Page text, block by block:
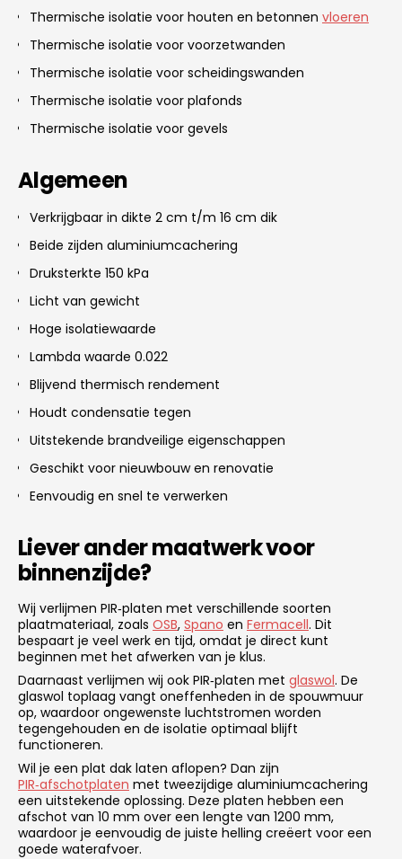
Thermische isolatie voor houten en betonnen vloeren
Thermische isolatie voor voorzetwanden
Thermische isolatie voor scheidingswanden
Thermische isolatie voor plafonds
Thermische isolatie voor gevels
Algemeen
Verkrijgbaar in dikte 2 cm t/m 16 cm dik
Beide zijden aluminiumcachering
Druksterkte 150 kPa
Licht van gewicht
Hoge isolatiewaarde
Lambda waarde 0.022
Blijvend thermisch rendement
Houdt condensatie tegen
Uitstekende brandveilige eigenschappen
Geschikt voor nieuwbouw en renovatie
Eenvoudig en snel te verwerken
Liever ander maatwerk voor
binnenzijde?
Wij verlijmen PIR‑platen met verschillende soorten
plaatmateriaal, zoals OSB, Spano en Fermacell. Dit
bespaart je veel werk en tijd, omdat je direct kunt
beginnen met het afwerken van je klus.
Daarnaast verlijmen wij ook PIR‑platen met glaswol. De
glaswol toplaag vangt oneffenheden in de spouwmuur
op, waardoor ongewenste luchtstromen worden
tegengehouden en de isolatie optimaal blijft
functioneren.
Wil je een plat dak laten aflopen? Dan zijn
PIR‑afschotplaten met tweezijdige aluminiumcachering
een uitstekende oplossing. Deze platen hebben een
afschot van 10 mm over een lengte van 1200 mm,
waardoor je eenvoudig de juiste helling creëert voor een
goede waterafvoer.